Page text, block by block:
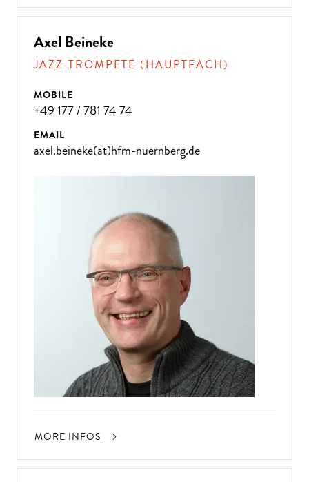
Axel Beineke
JAZZ-TROMPETE (HAUPTFACH)
MOBILE
+49 177 / 781 74 74
EMAIL
axel.beineke(at)hfm-nuernberg.de
MORE INFOS